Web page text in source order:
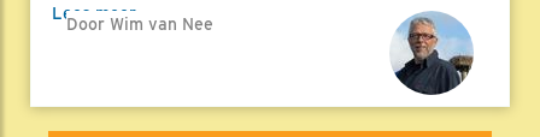
Lees meer
Door Wim van Nee